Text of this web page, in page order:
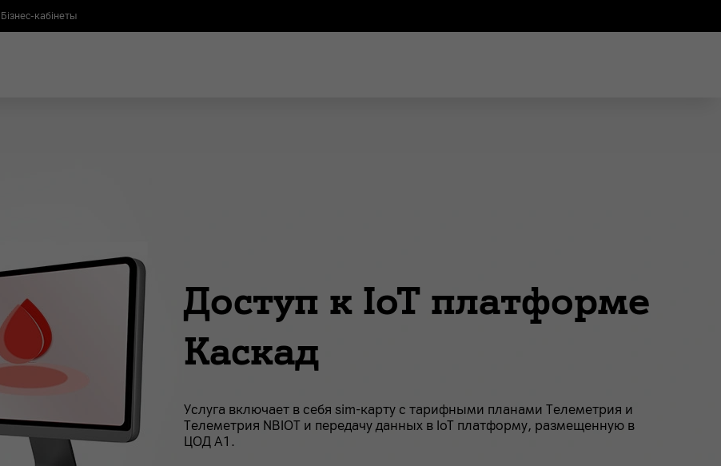
Бізнес-кабінеты
Доступ к IoT платформе
Каскад
Услуга включает в себя sim-карту с тарифными планами Телеметрия и
Телеметрия NBIOT и передачу данных в IoT платформу, размещенную в
ЦОД А1.